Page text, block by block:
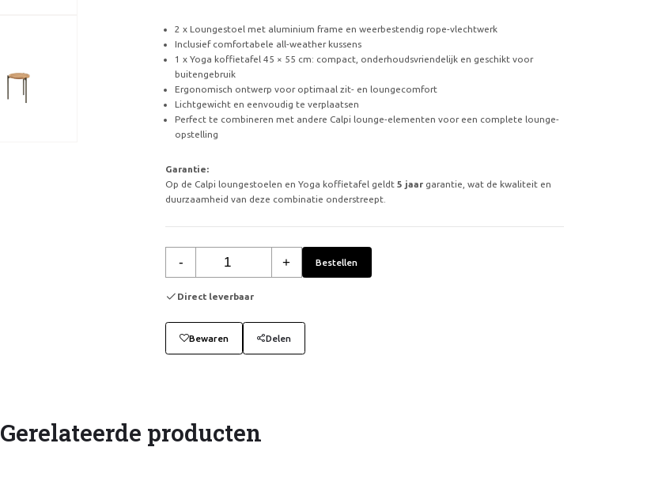
2 x Loungestoel met aluminium frame en weerbestendig rope-vlechtwerk
Inclusief comfortabele all-weather kussens
1 x Yoga koffietafel 45 × 55 cm: compact, onderhoudsvriendelijk en geschikt voor
buitengebruik
Ergonomisch ontwerp voor optimaal zit- en loungecomfort
Lichtgewicht en eenvoudig te verplaatsen
Perfect te combineren met andere Calpi lounge-elementen voor een complete lounge-
opstelling
Garantie:
Op de Calpi loungestoelen en Yoga koffietafel geldt 5 jaar garantie, wat de kwaliteit en
duurzaamheid van deze combinatie onderstreept.
- + Bestellen
Direct leverbaar
Bewaren Delen
Gerelateerde producten